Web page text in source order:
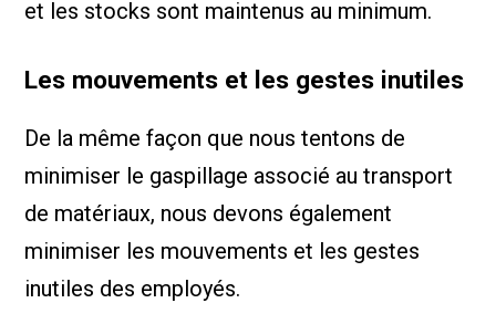
et les stocks sont maintenus au minimum.
Les mouvements et les gestes inutiles
De la même façon que nous tentons de
minimiser le gaspillage associé au transport
de matériaux, nous devons également
minimiser les mouvements et les gestes
inutiles des employés.